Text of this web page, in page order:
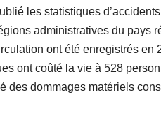
les statistiques
administratives du pays
ont été enregistrés en
ont coûté la vie à 528
des dommages matériels